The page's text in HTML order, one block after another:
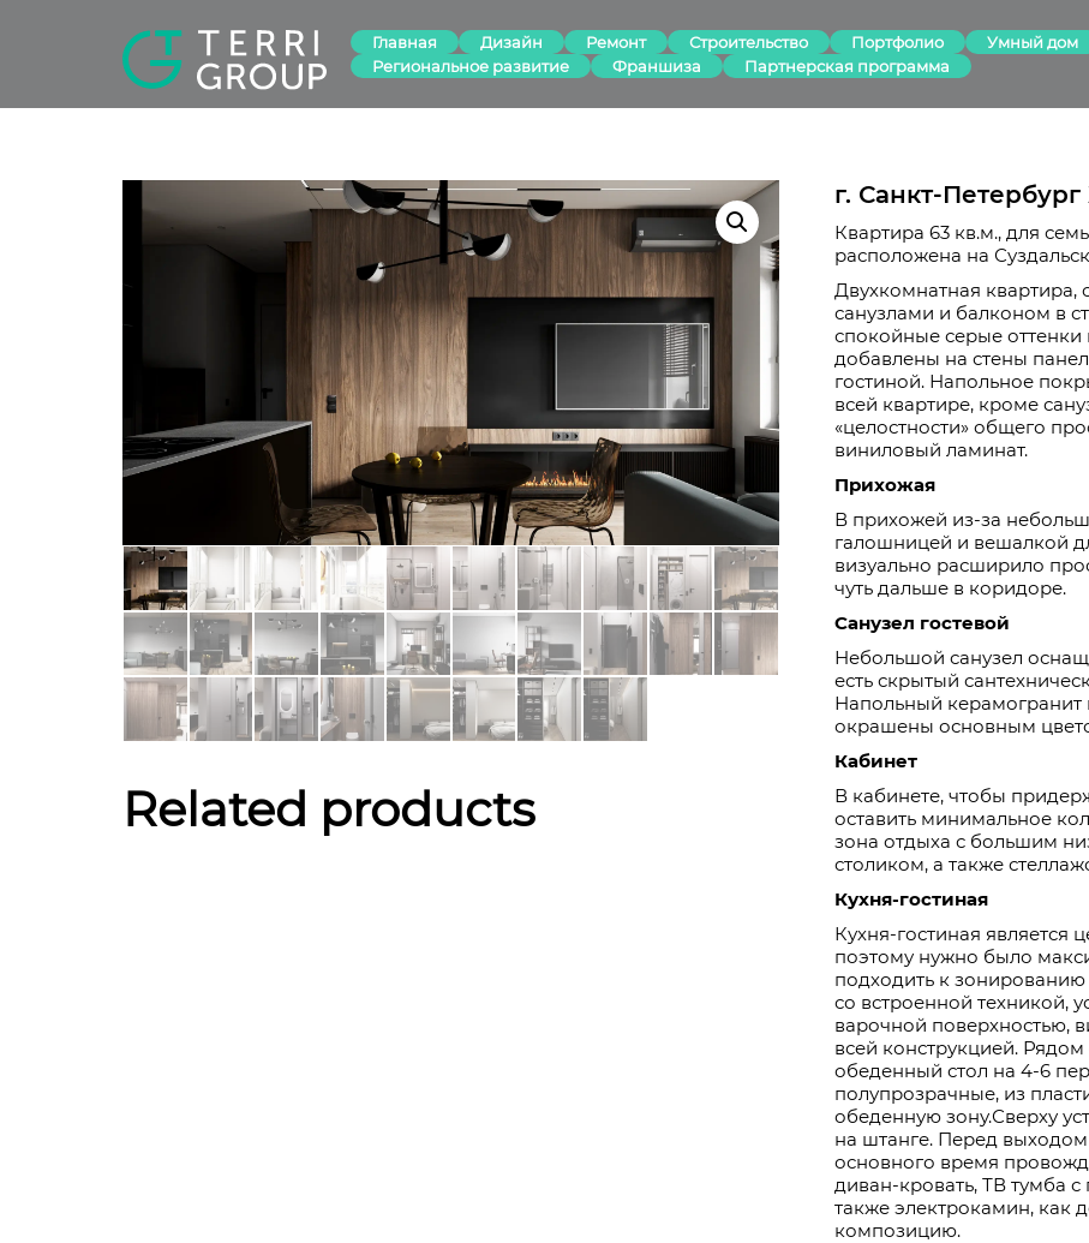
Главная Дизайн Ремонт Строительство Портфолио
Умный дом
Региональное развитие
Франшиза Партнерская программа
г. Санкт-
Квартира 63 кв.м., для
расположена на
Двухкомнатная квартира,
санузлами и балконом в
спокойные серые оттенки
добавлены на стены
гостиной. Напольное
всей квартире, кроме
«целостности» общего
виниловый ламинат.
Прихожая
В прихожей из-за
галошницей и вешалкой
визуально расширило
чуть дальше в коридоре.
Санузел гостевой
Небольшой санузел
есть скрытый
Напольный керамогранит
окрашены основным
Кабинет
В кабинете, чтобы
оставить минимальное
зона отдыха с большим
столиком, а также
Кухня-гостиная
Кухня-гостиная является
поэтому нужно было
подходить к
со встроенной техникой,
варочной поверхностью,
всей конструкцией.
обеденный стол на 4-6
полупрозрачные, из
обеденную зону.Сверху
на штанге. Перед
основного время
диван-кровать, ТВ тумба
также электрокамин, как
композицию.
Related products